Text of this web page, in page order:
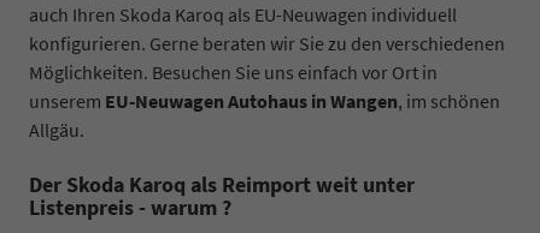
auch Ihren Skoda Karoq als EU-Neuwagen individuell
konfigurieren. Gerne beraten wir Sie zu den verschiedenen
Möglichkeiten. Besuchen Sie uns einfach vor Ort in
unserem EU-Neuwagen Autohaus in Wangen, im schönen
Allgäu.
Der Skoda Karoq als Reimport weit unter
Listenpreis - warum ?